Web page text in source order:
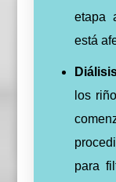
etapa
está
los
para